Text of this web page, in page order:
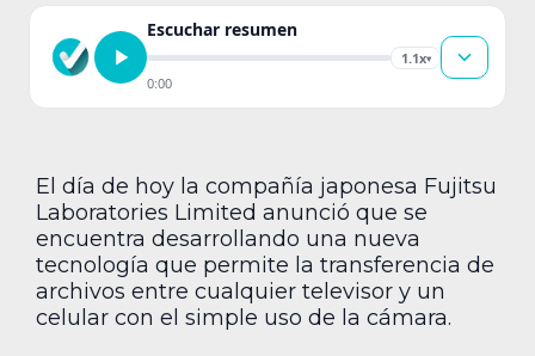
Escuchar resumen
1.1x▾
0:00
El día de hoy la compañía japonesa Fujitsu
Laboratories Limited anunció que se
encuentra desarrollando una nueva
tecnología que permite la transferencia de
archivos entre cualquier televisor y un
celular con el simple uso de la cámara.